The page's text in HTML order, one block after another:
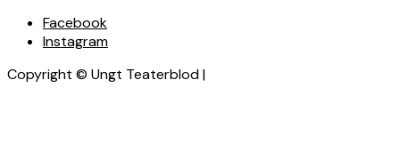
Facebook
Instagram
Copyright © Ungt Teaterblod |